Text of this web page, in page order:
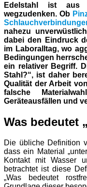
Edelstahl ist aus
wegzudenken. Ob
nahezu
dabei den Eindruck
im Laboralltag, wo
Bedingungen
ein relativer Begriff.
Stahl?“, ist daher
Qualität der Arbeit
falsche
Geräteausfällen und
Was bedeutet
Die übliche Definition
dass ein Material
Kontakt mit Wasser
betrachtet ist diese
„Was bedeutet